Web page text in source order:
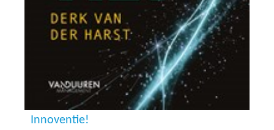
Innoventie!